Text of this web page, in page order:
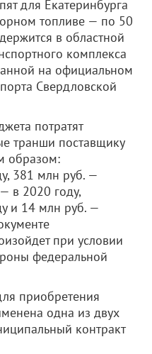
для Екатеринбурга
топливе — по 50
в областной
комплекса
на официальном
Свердловской
потратят
транши поставщику
образом:
381 млн руб. —
в 2020 году,
и 14 млн руб. —
при условии
федеральной
приобретения
одна из двух
контракт